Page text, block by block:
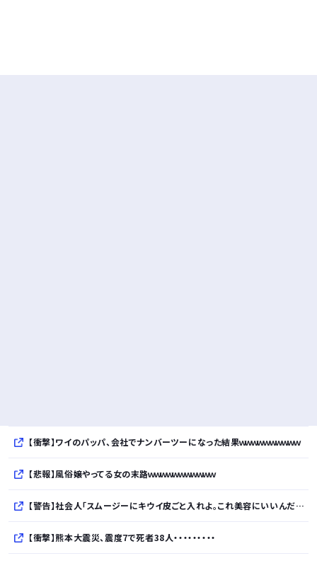
【衝撃】ワイのパッパ、会社でナンバーツーになった結果ｗｗｗｗｗｗｗｗｗｗ
【悲報】風俗嬢やってる女の末路ｗｗｗｗｗｗｗｗｗｗｗ
【警告】社会人「スムージーにキウイ皮ごと入れよ。これ美容にいいんだよね〜」→ 結果…
【衝撃】熊本大震災、震度7で死者38人・・・・・・・・・